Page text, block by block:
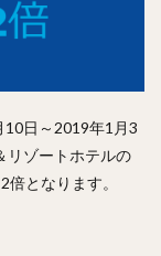
日～2019年1月3
リゾートホテルの
となります。